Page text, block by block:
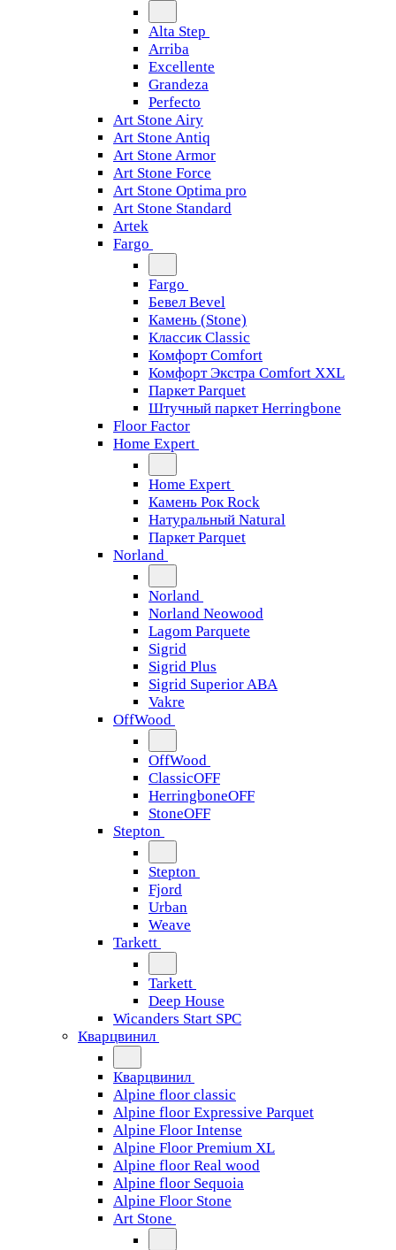
Alta Step
Arriba
Excellente
Grandeza
Perfecto
Art Stone Airy
Art Stone Antiq
Art Stone Armor
Art Stone Force
Art Stone Optima pro
Art Stone Standard
Artek
Fargo
Fargo
Бевел Bevel
Камень (Stone)
Классик Classic
Комфорт Comfort
Комфорт Экстра Comfort XXL
Паркет Parquet
Штучный паркет Herringbone
Floor Factor
Home Expert
Home Expert
Камень Рок Rock
Натуральный Natural
Паркет Parquet
Norland
Norland
Norland Neowood
Lagom Parquete
Sigrid
Sigrid Plus
Sigrid Superior ABA
Vakre
OffWood
OffWood
ClassicOFF
HerringboneOFF
StoneOFF
Stepton
Stepton
Fjord
Urban
Weave
Tarkett
Tarkett
Deep House
Wicanders Start SPC
Кварцвинил
Кварцвинил
Alpine floor classic
Alpine floor Expressive Parquet
Alpine Floor Intense
Alpine Floor Premium XL
Alpine floor Real wood
Alpine floor Sequoia
Alpine Floor Stone
Art Stone